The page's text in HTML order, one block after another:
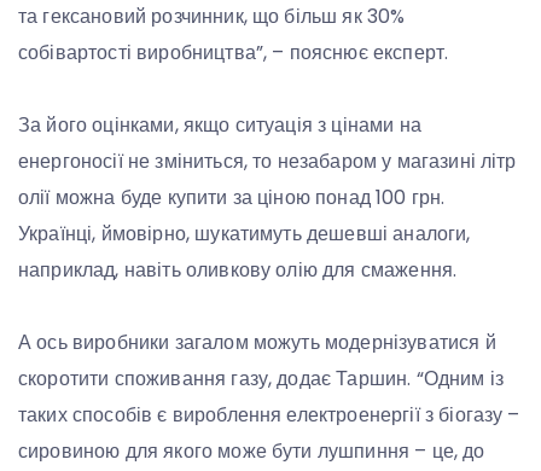
та гексановий розчинник, що більш як 30%
собівартості виробництва”, – пояснює експерт.
За його оцінками, якщо ситуація з цінами на
енергоносії не зміниться, то незабаром у магазині літр
олії можна буде купити за ціною понад 100 грн.
Українці, ймовірно, шукатимуть дешевші аналоги,
наприклад, навіть оливкову олію для смаження.
А ось виробники загалом можуть модернізуватися й
скоротити споживання газу, додає Таршин. “Одним із
таких способів є вироблення електроенергії з біогазу –
сировиною для якого може бути лушпиння – це, до